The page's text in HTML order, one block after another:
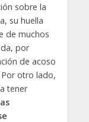
sobre la
su huella
de muchos
por
de acoso
otro lado,
tener